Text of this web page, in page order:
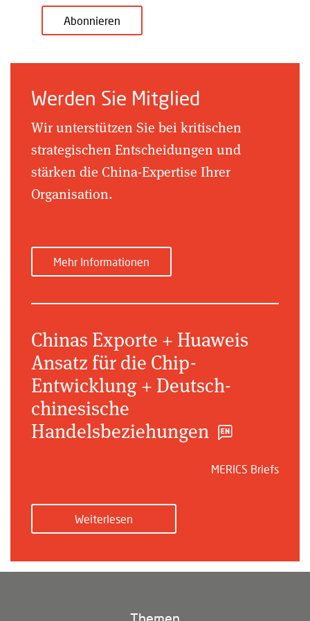
Abonnieren
Werden Sie Mitglied
Wir unterstützen Sie bei kritischen
strategischen Entscheidungen und
stärken die China-Expertise Ihrer
Organisation.
Mehr Informationen
Chinas Exporte + Huaweis
Ansatz für die Chip-
Entwicklung + Deutsch-
chinesische
Handelsbeziehungen
MERICS Briefs
Weiterlesen